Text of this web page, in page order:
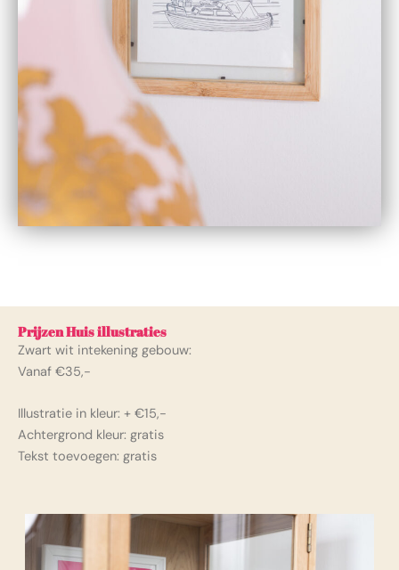
Prijzen Huis illustraties
Zwart wit intekening gebouw:
Vanaf €35,-
Illustratie in kleur: + €15,-
Achtergrond kleur: gratis
Tekst toevoegen: gratis